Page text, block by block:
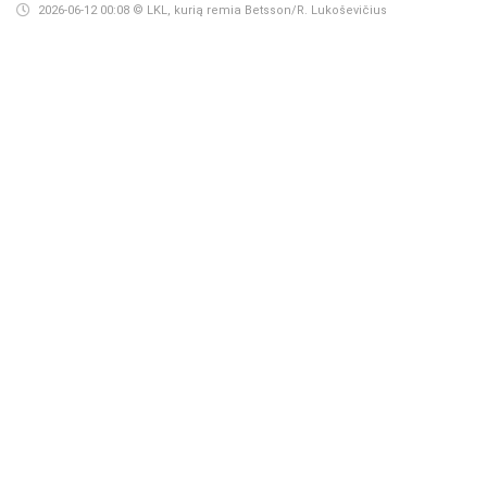
2026-06-12 00:08 © LKL, kurią remia Betsson/R. Lukoševičius